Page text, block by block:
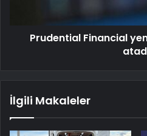
Prudential Financial
İlgili Makaleler